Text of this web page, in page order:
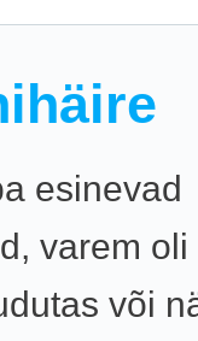
esinevad
varem
või